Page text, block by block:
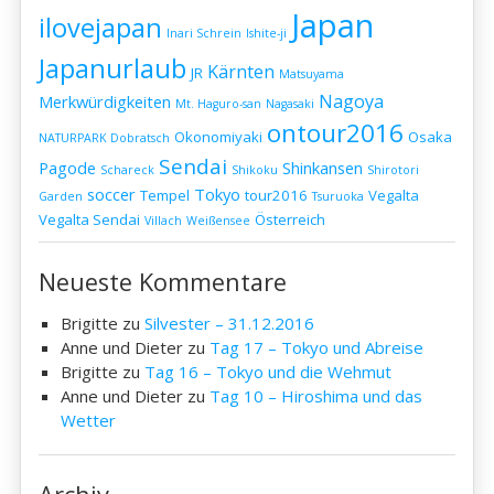
ilovejapan Inari Schrein Ishite-ji Japan
Japanurlaub JR Kärnten Matsuyama
Merkwürdigkeiten Mt. Haguro-san Nagasaki Nagoya
NATURPARK Dobratsch Okonomiyaki ontour2016 Osaka
Pagode Schareck Sendai Shikoku Shinkansen Shirotori
Garden soccer Tempel Tokyo tour2016 Tsuruoka Vegalta
Vegalta Sendai Villach Weißensee Österreich
Neueste Kommentare
Brigitte zuSilvester – 31.12.2016
Anne und Dieter zu Tag 17 – Tokyo und Abreise
Brigitte zu Tag 16 – Tokyo und die Wehmut
Anne und Dieter zu Tag 10 – Hiroshima und das
Wetter